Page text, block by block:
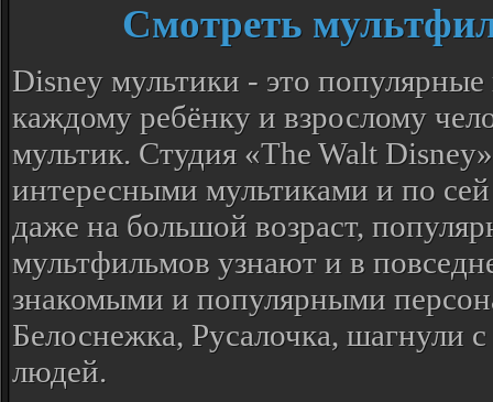
Смотреть
Disney мультики - это
каждому ребёнку и взрослому
мультик. Студия «The Walt
интересными мультиками и по
даже на большой возраст,
мультфильмов узнают и в
знакомыми и популярными
Белоснежка, Русалочка, шагнули
людей.